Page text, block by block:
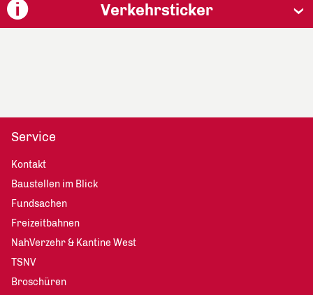
Verkehrsticker
Service
Kontakt
Baustellen im Blick
Fundsachen
Freizeitbahnen
NahVerzehr & Kantine West
TSNV
Broschüren